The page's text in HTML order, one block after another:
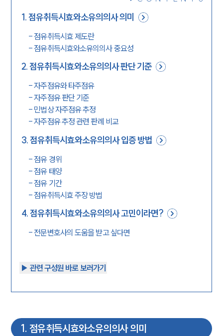
1.점유취득시효와소유의의사 의미
- 점유취득시효 제도란
- 점유취득시효와소유의의사 중요성
2.점유취득시효와소유의의사 판단 기준
-자주점유와 타주점유
-자주점유 판단 기준
- 민법상 자주점유 추정
-자주점유 추정 관련 판례 비교
3.점유취득시효와소유의의사 입증 방법
- 점유 경위
- 점유 태양
- 점유 기간
- 점유취득시효 주장 방법
4.점유취득시효와소유의의사 고민이라면?
- 전문변호사의 도움을 받고 싶다면
▶︎ 관련 구성원 바로 보러가기
1. 점유취득시효와소유의의사 의미